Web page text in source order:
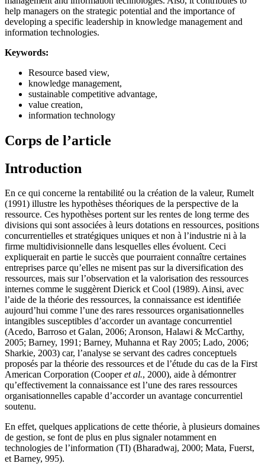
help managers on the strategic potential and the importance of
developing a specific leadership in knowledge management and
information technologies.
Keywords:
Resource based view,
knowledge management,
sustainable competitive advantage,
value creation,
information technology
Corps de l’article
Introduction
En ce qui concerne la rentabilité ou la création de la valeur, Rumelt
(1991) illustre les hypothèses théoriques de la perspective de la
ressource. Ces hypothèses portent sur les rentes de long terme des
divisions qui sont associées à leurs dotations en ressources, positions
concurrentielles et stratégiques uniques et non à l’industrie ni à la
firme multidivisionnelle dans lesquelles elles évoluent. Ceci
expliquerait en partie le succès que pourraient connaître certaines
entreprises parce qu’elles ne misent pas sur la diversification des
ressources, mais sur l’observation et la valorisation des ressources
internes comme le suggèrent Dierick et Cool (1989). Ainsi, avec
l’aide de la théorie des ressources, la connaissance est identifiée
aujourd’hui comme l’une des rares ressources organisationnelles
intangibles susceptibles d’accorder un avantage concurrentiel
(Acedo, Barroso et Galan, 2006; Aronson, Halawi & McCarthy,
2005; Barney, 1991; Barney, Muhanna et Ray 2005; Lado, 2006;
Sharkie, 2003) car, l’analyse se servant des cadres conceptuels
proposés par la théorie des ressources et de l’étude du cas de la First
American Corporation (Cooperet al., 2000), aide à démontrer
qu’effectivement la connaissance est l’une des rares ressources
organisationnelles capable d’accorder un avantage concurrentiel
soutenu.
En effet, quelques applications de cette théorie, à plusieurs domaines
de gestion, se font de plus en plus signaler notamment en
technologies de l’information (TI) (Bharadwaj, 2000; Mata, Fuerst,
et Barney, 995).